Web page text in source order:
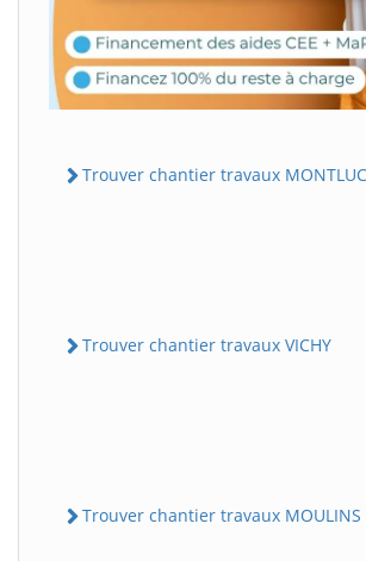
Trouver chantier travaux
Trouver chantier travaux VICHY
Trouver chantier travaux MOULINS